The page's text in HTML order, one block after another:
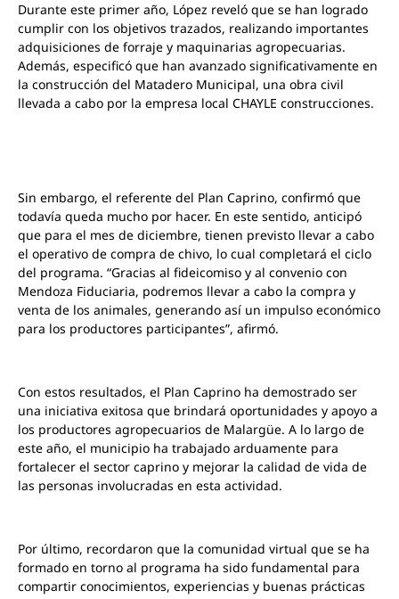
Durante este primer año, López reveló que se han logrado
cumplir con los objetivos trazados, realizando importantes
adquisiciones de forraje y maquinarias agropecuarias.
Además, especificó que han avanzado significativamente en
la construcción del Matadero Municipal, una obra civil
llevada a cabo por la empresa local CHAYLE construcciones.
Sin embargo, el referente del Plan Caprino, confirmó que
todavía queda mucho por hacer. En este sentido, anticipó
que para el mes de diciembre, tienen previsto llevar a cabo
el operativo de compra de chivo, lo cual completará el ciclo
del programa. “Gracias al fideicomiso y al convenio con
Mendoza Fiduciaria, podremos llevar a cabo la compra y
venta de los animales, generando así un impulso económico
para los productores participantes”, afirmó.
Con estos resultados, el Plan Caprino ha demostrado ser
una iniciativa exitosa que brindará oportunidades y apoyo a
los productores agropecuarios de Malargüe. A lo largo de
este año, el municipio ha trabajado arduamente para
fortalecer el sector caprino y mejorar la calidad de vida de
las personas involucradas en esta actividad.
Por último, recordaron que la comunidad virtual que se ha
formado en torno al programa ha sido fundamental para
compartir conocimientos, experiencias y buenas prácticas